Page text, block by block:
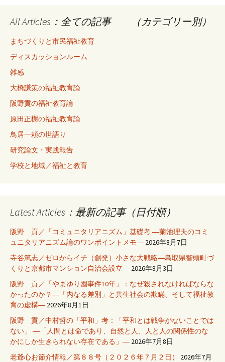
All Articles：全ての記事 （カテゴリー別）
まちづくりと市民福祉教育
ディスカッションルーム
雑感
大橋謙策の福祉教育論
阪野貢の福祉教育論
原田正樹の福祉教育論
鳥居一頼の世語り
研究論文・実践報告
学校と地域／福祉と教育
Latest Articles：最新の記事（日付順）
阪野 貢／「コミュニタリアニズム」基礎考 ―菊池理夫のコミ
ュニタリアニズム論のワンポイントメモ― 2026年8月7日
寺谷篤志／ゼロからイチ（創発）小さな大戦略―鳥取県智頭町づ
くりと京都市マンション自治会設立― 2026年8月3日
阪野 貢／「やまゆり園事件10年」：なぜ殺されなければならな
かったのか？―「内なる差別」と共生社会の欺瞞、そして福祉教
育の虚構― 2026年8月1日
阪野 貢／中村哲の「平和」考：「平和とは戦争がないことでは
ない」 ―「人間とは命であり、自然と人、人と人の関係性のな
かにしか生きられない存在である」― 2026年7月8日
老爺心お節介情報／第８８号（２０２６年７月２日）
2026年7月